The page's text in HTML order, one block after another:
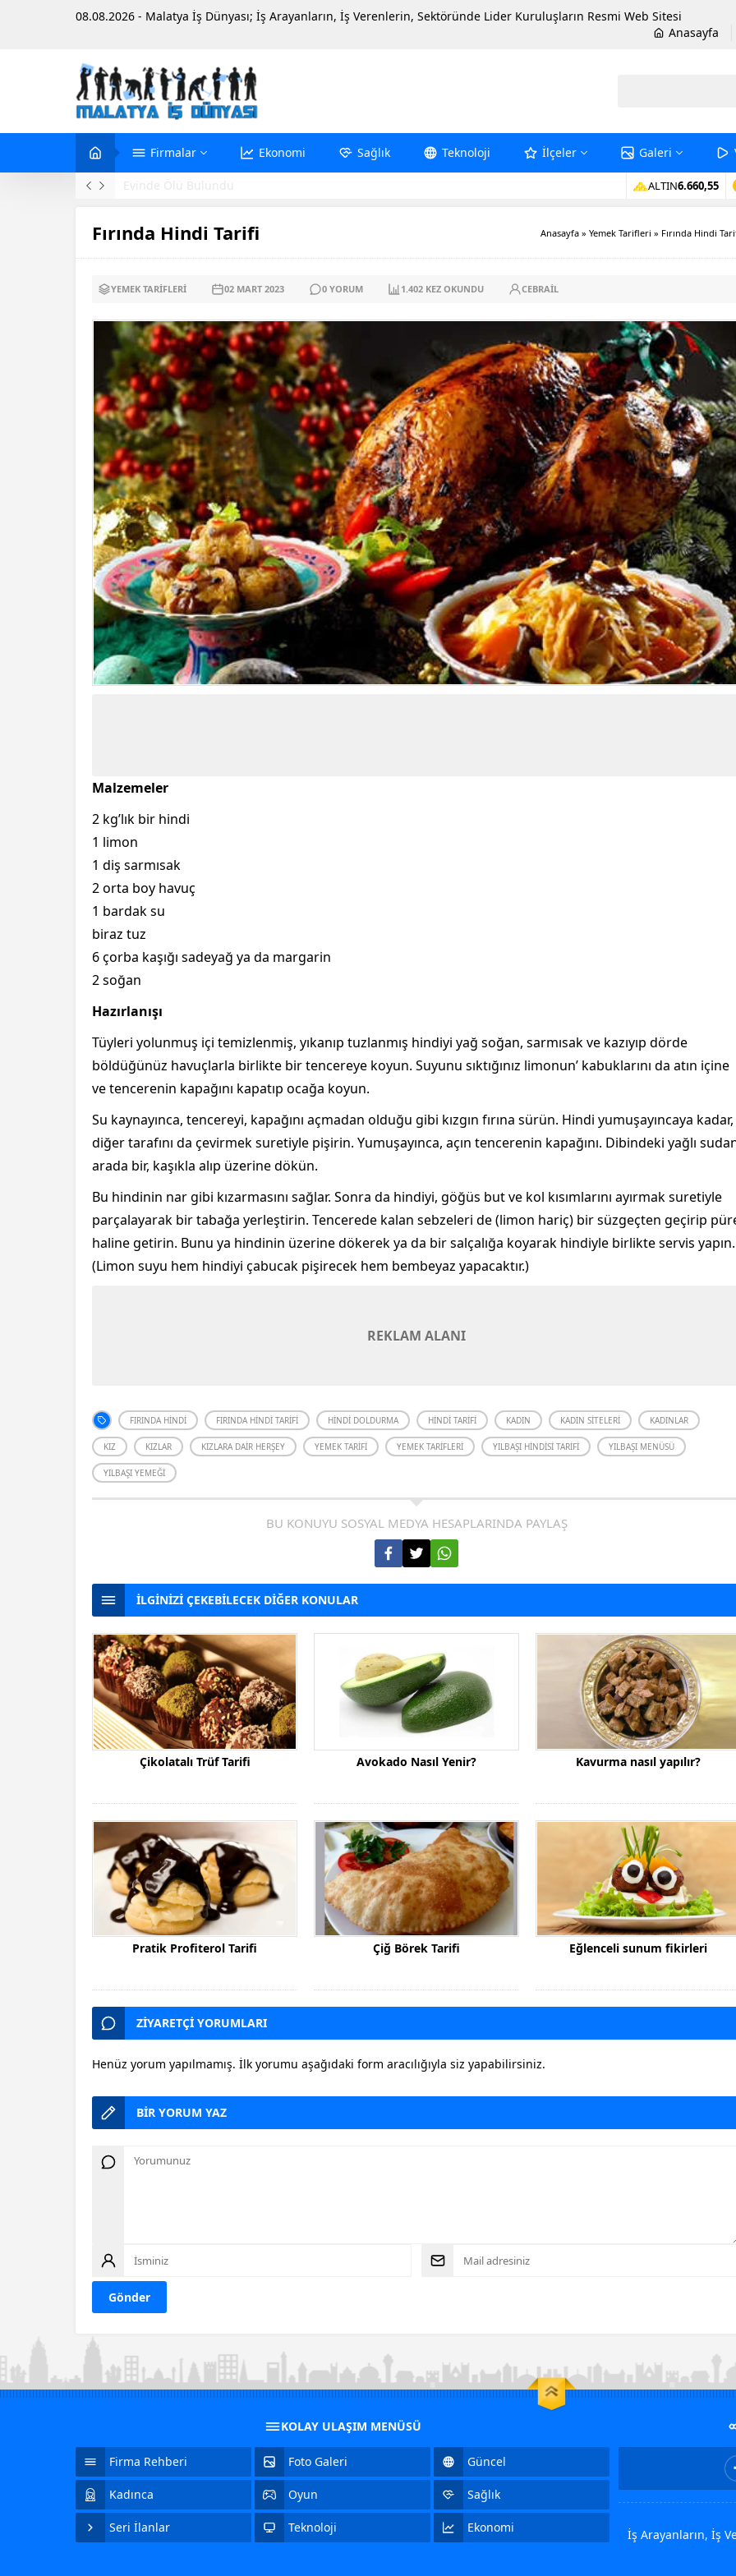
08.08.2026 - Malatya İş Dünyası; İş Arayanların, İş Verenlerin, Sektöründe Lider Kuruluşların Resmi Web Sitesi
Anasayfa
Firmalar Ekonomi Sağlık Teknoloji İlçeler Galeri
Evinde Ölü Bulundu ALTIN6.660,55
Fırında Hindi Tarifi Anasayfa » Yemek Tarifleri » Fırında Hindi
YEMEK TARIFLERI 02 MART 2023 0 YORUM 1.402 KEZ OKUNDU CEBRAIL
Malzemeler
2 kg’lık bir hindi
1 limon
1 diş sarmısak
2 orta boy havuç
1 bardak su
biraz tuz
6 çorba kaşığı sadeyağ ya da margarin
2 soğan
Hazırlanışı
Tüyleri yolunmuş içi temizlenmiş, yıkanıp tuzlanmış hindiyi yağ soğan, sarmısak ve kazıyıp dörde
böldüğünüz havuçlarla birlikte bir tencereye koyun. Suyunu sıktığınız limonun’ kabuklarını da atın içine
ve tencerenin kapağını kapatıp ocağa koyun.
Su kaynayınca, tencereyi, kapağını açmadan olduğu gibi kızgın fırına sürün. Hindi yumuşayıncaya kadar,
diğer tarafını da çevirmek suretiyle pişirin. Yumuşayınca, açın tencerenin kapağını. Dibindeki yağlı
arada bir, kaşıkla alıp üzerine dökün.
Bu hindinin nar gibi kızarmasını sağlar. Sonra da hindiyi, göğüs but ve kol kısımlarını ayırmak suretiyle
parçalayarak bir tabağa yerleştirin. Tencerede kalan sebzeleri de (limon hariç) bir süzgeçten geçirip
haline getirin. Bunu ya hindinin üzerine dökerek ya da bir salçalığa koyarak hindiyle birlikte servis yapın.
(Limon suyu hem hindiyi çabucak pişirecek hem bembeyaz yapacaktır.)
REKLAM ALANI
FIRINDA HINDI FIRINDA HINDI TARIFI HINDI DOLDURMA HINDI TARIFI KADIN KADIN SITELERI KADINLAR
KIZ KIZLAR KIZLARA DAIR HERŞEY YEMEK TARIFI YEMEK TARIFLERI YILBAŞI HINDISI TARIFI YILBAŞI MENÜSÜ
YILBAŞI YEMEĞI
BU KONUYU SOSYAL MEDYA HESAPLARINDA PAYLAŞ
İLGİNİZİ ÇEKEBİLECEK DİĞER KONULAR
Çikolatalı Trüf Tarifi Avokado Nasıl Yenir? Kavurma nasıl yapılır?
Pratik Profiterol Tarifi Çiğ Börek Tarifi Eğlenceli sunum fikirleri
ZİYARETÇİ YORUMLARI
Henüz yorum yapılmamış. İlk yorumu aşağıdaki form aracılığıyla siz yapabilirsiniz.
BİR YORUM YAZ
KOLAY ULAŞIM MENÜSÜ
Firma Rehberi Foto Galeri Güncel
Kadınca Oyun Sağlık
Seri İlanlar Teknoloji Ekonomi İş Arayanların, İş